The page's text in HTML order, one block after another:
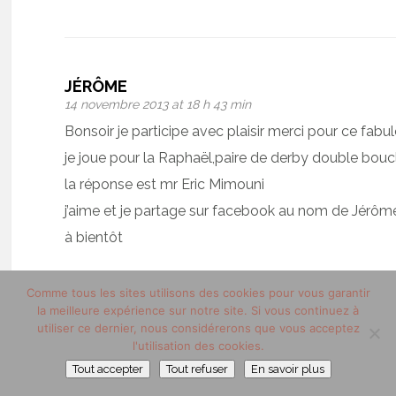
JÉRÔME
14 novembre 2013 at 18 h 43 min
Bonsoir je participe avec plaisir merci pour ce
je joue pour la Raphaël,paire de derby double
la réponse est mr Eric Mimouni
j’aime et je partage sur facebook au nom de
à bientôt
ALLAN
14 novembre 2013 at 19 h 56 min
Bonjour et merci pour ce jeu
Comme tous les sites utilisons des cookies pour vous garantir
la meilleure expérience sur notre site. Si vous continuez à
utiliser ce dernier, nous considérerons que vous acceptez
l'utilisation des cookies.
Tout accepter Tout refuser En savoir plus